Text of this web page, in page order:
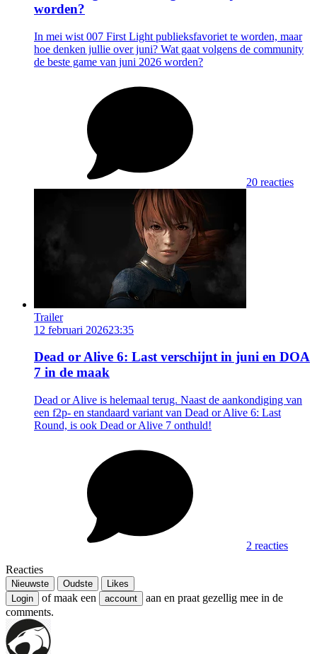
worden?
In mei wist 007 First Light publieksfavoriet te worden, maar
hoe denken jullie over juni? Wat gaat volgens de community
de beste game van juni 2026 worden?
20 reacties
Trailer
12 februari 202623:35
Dead or Alive 6: Last verschijnt in juni en DOA
7 in de maak
Dead or Alive is helemaal terug. Naast de aankondiging van
een f2p- en standaard variant van Dead or Alive 6: Last
Round, is ook Dead or Alive 7 onthuld!
2 reacties
Reacties
Nieuwste Oudste
Likes
Login
of maak een account
aan en praat gezellig mee in de
comments.